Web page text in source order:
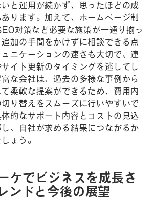
と運用が続かず、思ったほどの成
ります。加えて、ホームページ制
対策など必要な施策が一通り揃っ
加の手間をかけずに相談できる点
ニケーションの速さも大切で、連
イト更新のタイミングを逃してし
な会社は、過去の多様な事例から
柔軟な提案ができるため、費用内
り替えをスムーズに行いやすいで
的なサポート内容とコストの見込
、自社が求める結果につながるか
ょう。
ケでビジネスを成長さ
ンドと今後の展望